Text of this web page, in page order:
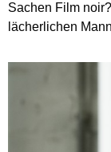
Sachen Film
lächerlichen